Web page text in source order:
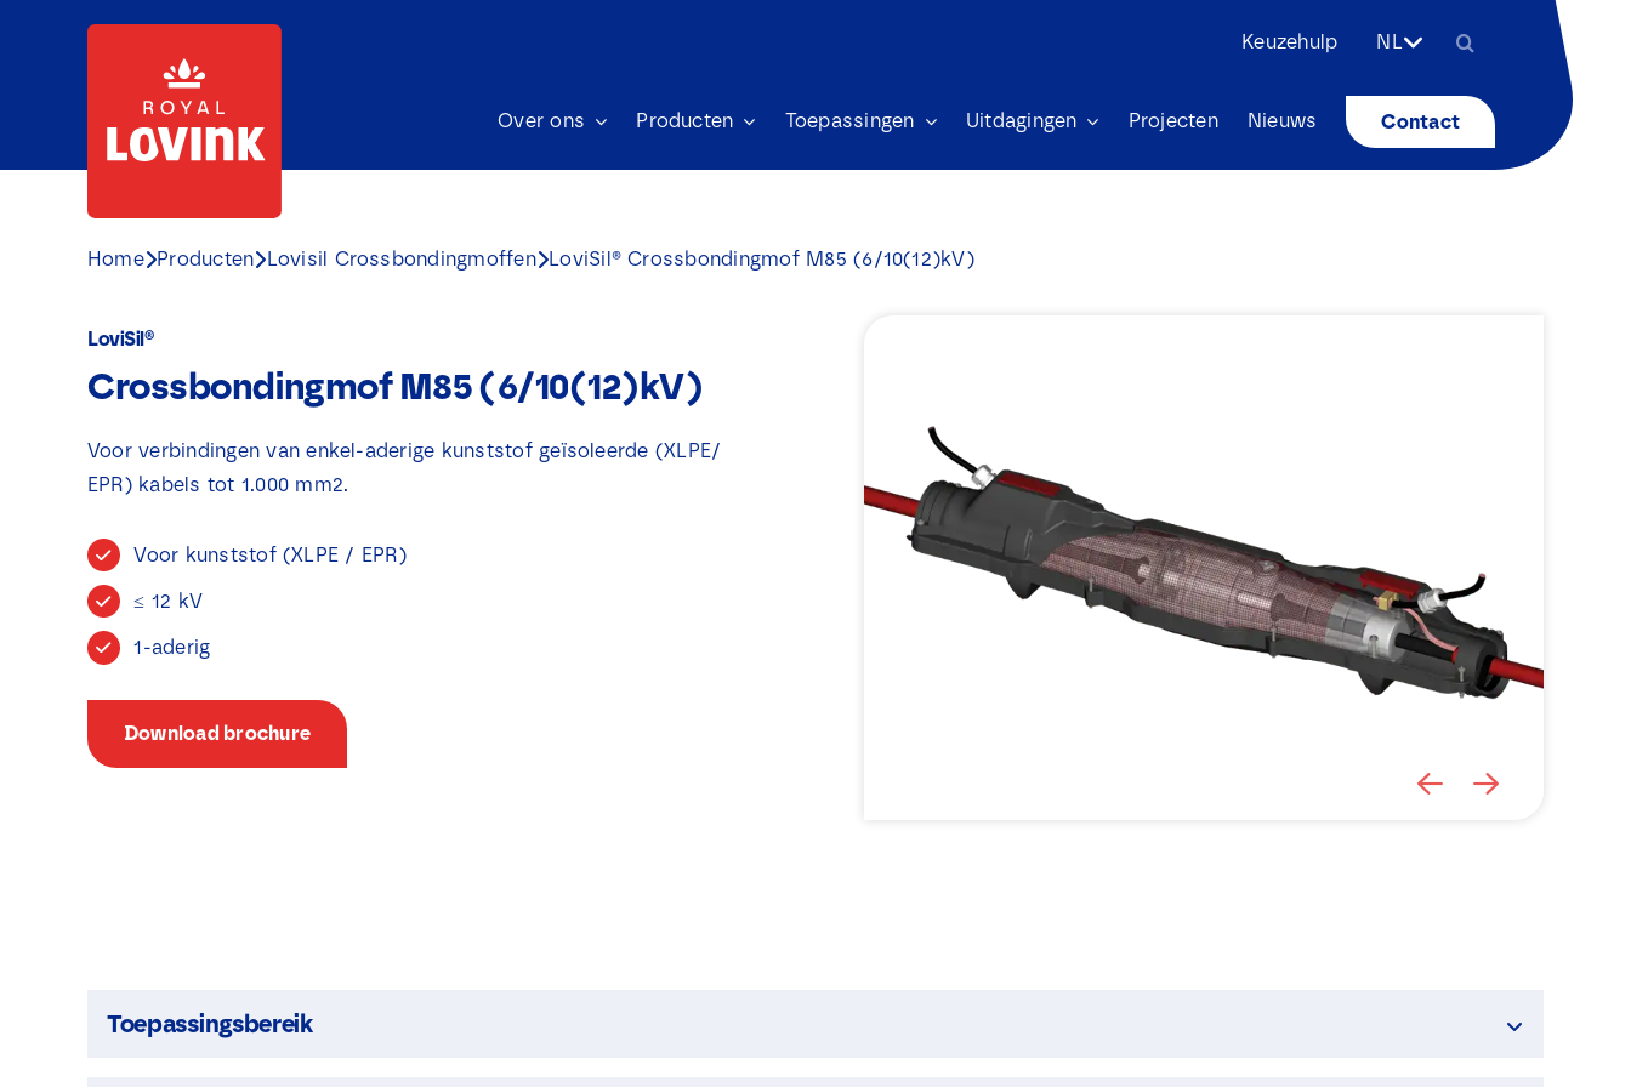
Keuzehulp NL
naar:
Over ons Producten Toepassingen Uitdagingen Projecten Nieuws Contact
Home Producten Lovisil Crossbondingmoffen LoviSil® Crossbondingmof M85 (6/10(12)kV)
LoviSil®
Crossbondingmof M85 (6/10(12)kV)
Voor verbindingen van enkel-aderige kunststof geïsoleerde (XLPE/
EPR) kabels tot 1.000 mm2.
Voor kunststof (XLPE / EPR)
≤ 12 kV
1-aderig
Download brochure
Toepassingsbereik